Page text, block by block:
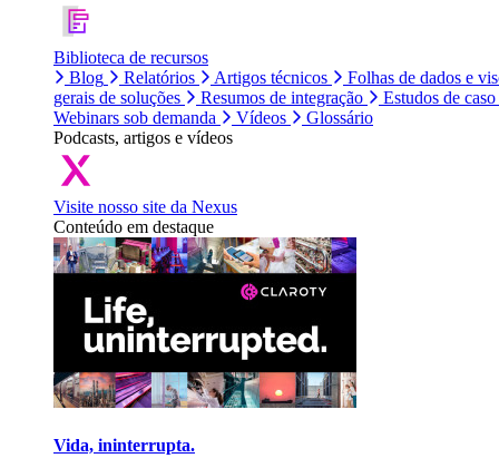
Biblioteca de recursos
Blog
Relatórios Artigos técnicos
Folhas de dados e
gerais de soluções
Resumos de integração
Estudos de caso
Webinars sob demanda
Vídeos
Glossário
Podcasts, artigos e vídeos
Visite nosso site da Nexus
Conteúdo em destaque
Vida, ininterrupta.